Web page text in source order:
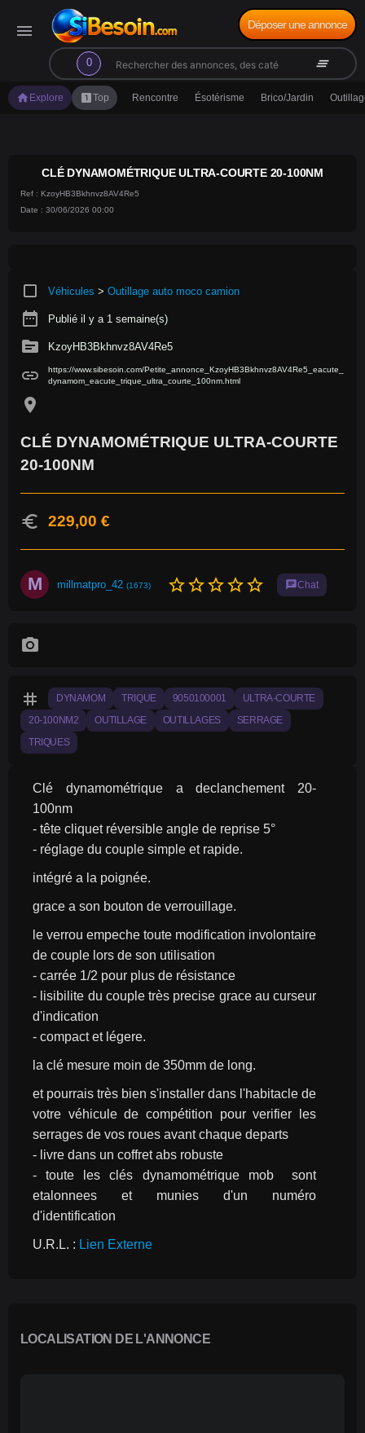
menu
0
search clear_all
Déposer une annonce
home Explore looks_oneTop Rencontre Ésotérisme Brico/Jardin
CLÉ DYNAMOMÉTRIQUE ULTRA-COURTE 20-100NM
Ref : KzoyHB3Bkhnvz8AV4Re5
Date : 30/06/2026 00:00
crop_square Véhicules > Outillage auto moco camion
date_range Publié il y a 1 semaine(s)
source KzoyHB3Bkhnvz8AV4Re5
link
https://www.sibesoin.com/Petite_annonce_KzoyHB3Bkhnvz8AV4Re5_eacute_
dynamom_eacute_trique_ultra_courte_100nm.html
location_on
CLÉ DYNAMOMÉTRIQUE ULTRA-COURTE
20-100NM
euro 229,00 €
M millmatpro_42 (1673) star_borderstar_borderstar_borderstar_borderstar_border chatChat
photo_camera
tag DYNAMOM TRIQUE 9050100001 ULTRA-COURTE
20-100NM2 OUTILLAGE OUTILLAGES SERRAGE
TRIQUES
Clé dynamométrique a declanchement 20-
100nm
- tête cliquet réversible angle de reprise 5°
- réglage du couple simple et rapide.
intégré a la poignée.
grace a son bouton de verrouillage.
le verrou empeche toute modification involontaire
de couple lors de son utilisation
- carrée 1/2 pour plus de résistance
- lisibilite du couple très precise grace au curseur
d'indication
- compact et légere.
la clé mesure moin de 350mm de long.
et pourrais très bien s'installer dans l'habitacle de
votre véhicule de compétition pour verifier les
serrages de vos roues avant chaque departs
- livre dans un coffret abs robuste
- toute les clés dynamométrique mob  sont
etalonnees et munies d'un numéro
d'identification
U.R.L. : Lien Externe
LOCALISATION DE L'ANNONCE